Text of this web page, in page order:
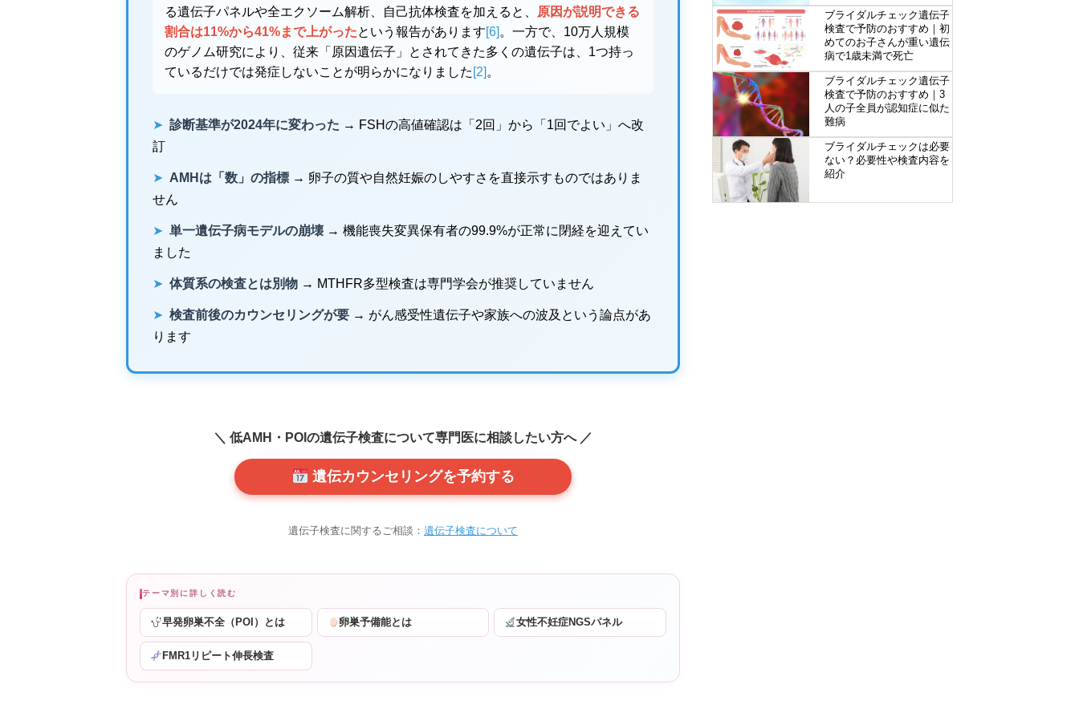
る遺伝子パネルや全エクソーム解析、自己抗体検査を加えると、
原因が説明できる
割合は11%から41%まで上がったという報告があります[6] 。一方で、10万人規模
のゲノム研究により、従来「原因遺伝子」とされてきた多くの遺伝子は、1つ持っ
ているだけでは発症しないことが明らかになりました [2] 。
➤ 診断基準が2024年に変わった → FSHの高値確認は「2回」から「1回でよい」へ改
訂
➤ AMHは「数」の指標 → 卵子の質や自然妊娠のしやすさを直接示すものではありま
せん
➤ 単一遺伝子病モデルの崩壊→ 機能喪失変異保有者の99.9%が正常に閉経を迎えてい
ました
➤ 体質系の検査とは別物 → MTHFR多型検査は専門学会が推奨していません
➤ 検査前後のカウンセリングが要 → がん感受性遺伝子や家族への波及という論点があ
ります
＼ 低AMH・POIの遺伝子検査について専門医に相談したい方へ ／
遺伝カウンセリングを予約する
遺伝子検査に関するご相談： 遺伝子検査について
テーマ別に詳しく読む
早発卵巣不全（POI）とは 卵巣予備能とは 女性不妊症NGSパネル
FMR1リピート伸長検査
ブライダルチェック遺伝子
検査で予防のおすすめ｜初
めてのお子さんが重い遺伝
病で1歳未満で死亡
ブライダルチェック遺伝子
検査で予防のおすすめ｜3
人の子全員が認知症に似た
難病
ブライダルチェックは必要
ない？必要性や検査内容を
紹介